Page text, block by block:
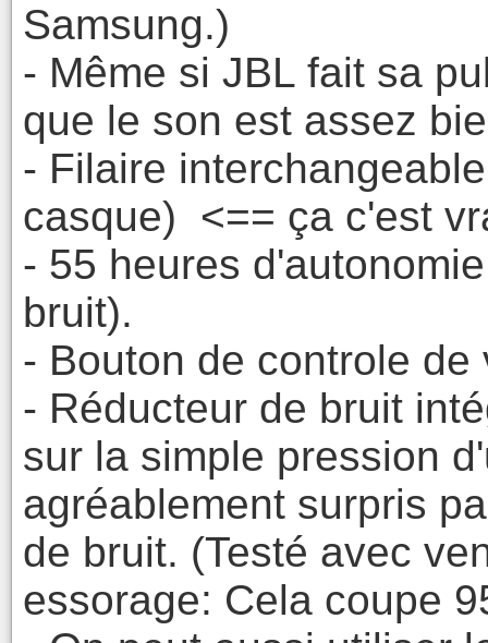
Samsung.)
- Même si JBL fait sa
que le son est assez
- Filaire
casque) <== ça c'est
- 55 heures
bruit).
- Bouton de controle
- Réducteur de bruit
sur la simple pression
agréablement surpris
de bruit. (Testé avec
essorage: Cela coupe